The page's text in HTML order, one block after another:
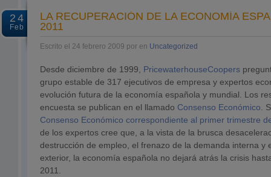
24
Feb
LA RECUPERACIÓN DE LA ECONOMÍA
2011
Escrito el 24 febrero 2009 por en Uncategorized
Desde diciembre de 1999, PricewaterhouseCoopers
grupo estable de 317 ejecutivos de empresa y expertos
evolución futura de la economía española y mundial. Los
encuesta se publican en el llamado Consenso Económico .
Consenso Económico correspondiente al primer trimestre
de los expertos cree que, a la vista de la brusca
destrucción de empleo, el frenazo de la demanda interna y
exterior, la economía española no dejará atrás la crisis
2011.